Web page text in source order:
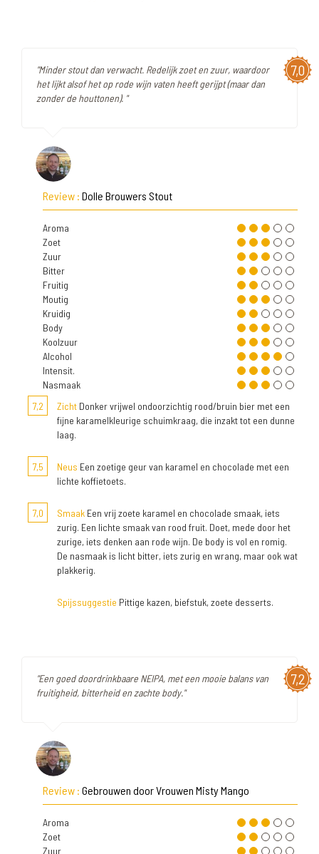
7,0
"Minder stout dan verwacht. Redelijk zoet en zuur, waardoor
het lijkt alsof het op rode wijn vaten heeft gerijpt (maar dan
zonder de houttonen). "
Review : Dolle Brouwers Stout
Aroma
Zoet
Zuur
Bitter
Fruitig
Moutig
Kruidig
Body
Koolzuur
Alcohol
Intensit.
Nasmaak
7,2
Zicht Donker vrijwel ondoorzichtig rood/bruin bier met een
fijne karamelkleurige schuimkraag, die inzakt tot een dunne
laag.
7,5 Neus Een zoetige geur van karamel en chocolade met een
lichte koffietoets.
7,0 Smaak Een vrij zoete karamel en chocolade smaak, iets
zurig. Een lichte smaak van rood fruit. Doet, mede door het
zurige, iets denken aan rode wijn. De body is vol en romig.
De nasmaak is licht bitter, iets zurig en wrang, maar ook wat
plakkerig.
Spijssuggestie Pittige kazen, biefstuk, zoete desserts.
7,2
"Een goed doordrinkbaare NEIPA, met een mooie balans van
fruitigheid, bitterheid en zachte body."
Review : Gebrouwen door Vrouwen Misty Mango
Aroma
Zoet
Zuur